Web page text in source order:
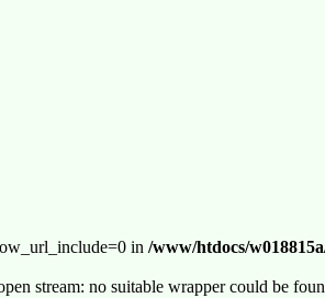
in /www/htdocs/
stream: no suitable wrapper could be